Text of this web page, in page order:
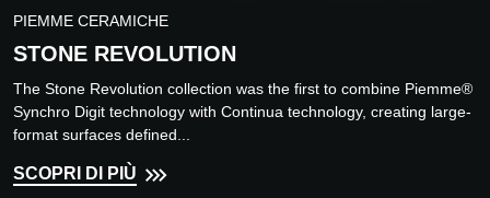
PIEMME CERAMICHE
STONE REVOLUTION
The Stone Revolution collection was the first to combine Piemme®
Synchro Digit technology with Continua technology, creating large-
format surfaces defined...
SCOPRI DI PIÙ